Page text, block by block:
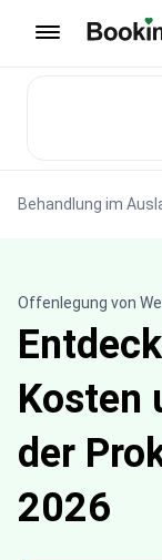
Behandlung im
Offenlegung von
Kosten
der
2026